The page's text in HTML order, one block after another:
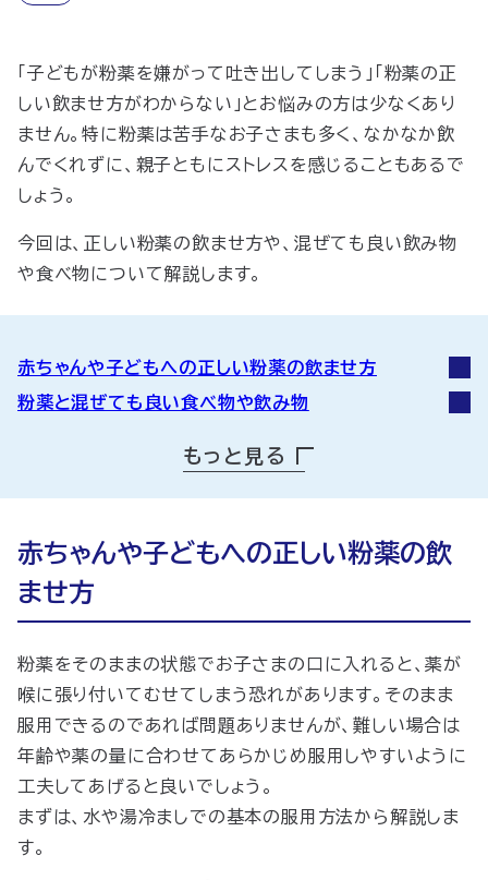
「子どもが粉薬を嫌がって吐き出してしまう」「粉薬の正
しい飲ませ方がわからない」とお悩みの方は少なくあり
ません。特に粉薬は苦手なお子さまも多く、なかなか飲
んでくれずに、親子ともにストレスを感じることもあるで
しょう。
今回は、正しい粉薬の飲ませ方や、混ぜても良い飲み物
や食べ物について解説します。
赤ちゃんや子どもへの正しい粉薬の飲ませ方
粉薬と混ぜても良い食べ物や飲み物
年齢別の飲ませ方のポイント
飲ませ方に悩んだ場合は薬剤師に相談してみよう
もっと見る
赤ちゃんや子どもへの正しい粉薬の飲
ませ方
粉薬をそのままの状態でお子さまの口に入れると、薬が
喉に張り付いてむせてしまう恐れがあります。そのまま
服用できるのであれば問題ありませんが、難しい場合は
年齢や薬の量に合わせてあらかじめ服用しやすいように
工夫してあげると良いでしょう。
まずは、水や湯冷ましでの基本の服用方法から解説しま
す。